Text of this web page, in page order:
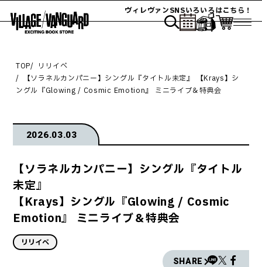
ヴィレヴァンSNSいろいろはこちら！
TOP
リリイベ
【ソラネルカンパニー】シングル『タイトル未定』 【Krays】シ
ングル『Glowing / Cosmic Emotion』 ミニライブ＆特典会
2026.03.03
【ソラネルカンパニー】シングル『タイトル
未定』
【Krays】シングル『Glowing / Cosmic
Emotion』 ミニライブ＆特典会
リリイベ
SHARE